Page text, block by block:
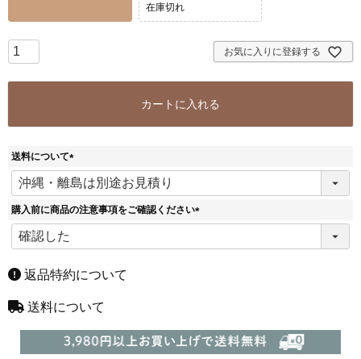
在庫切れ
お気に入りに登録する
カートに入れる
送料について
(
必
須
購入前に商品の注意事項をご確認ください
(
返品特約について
送料について